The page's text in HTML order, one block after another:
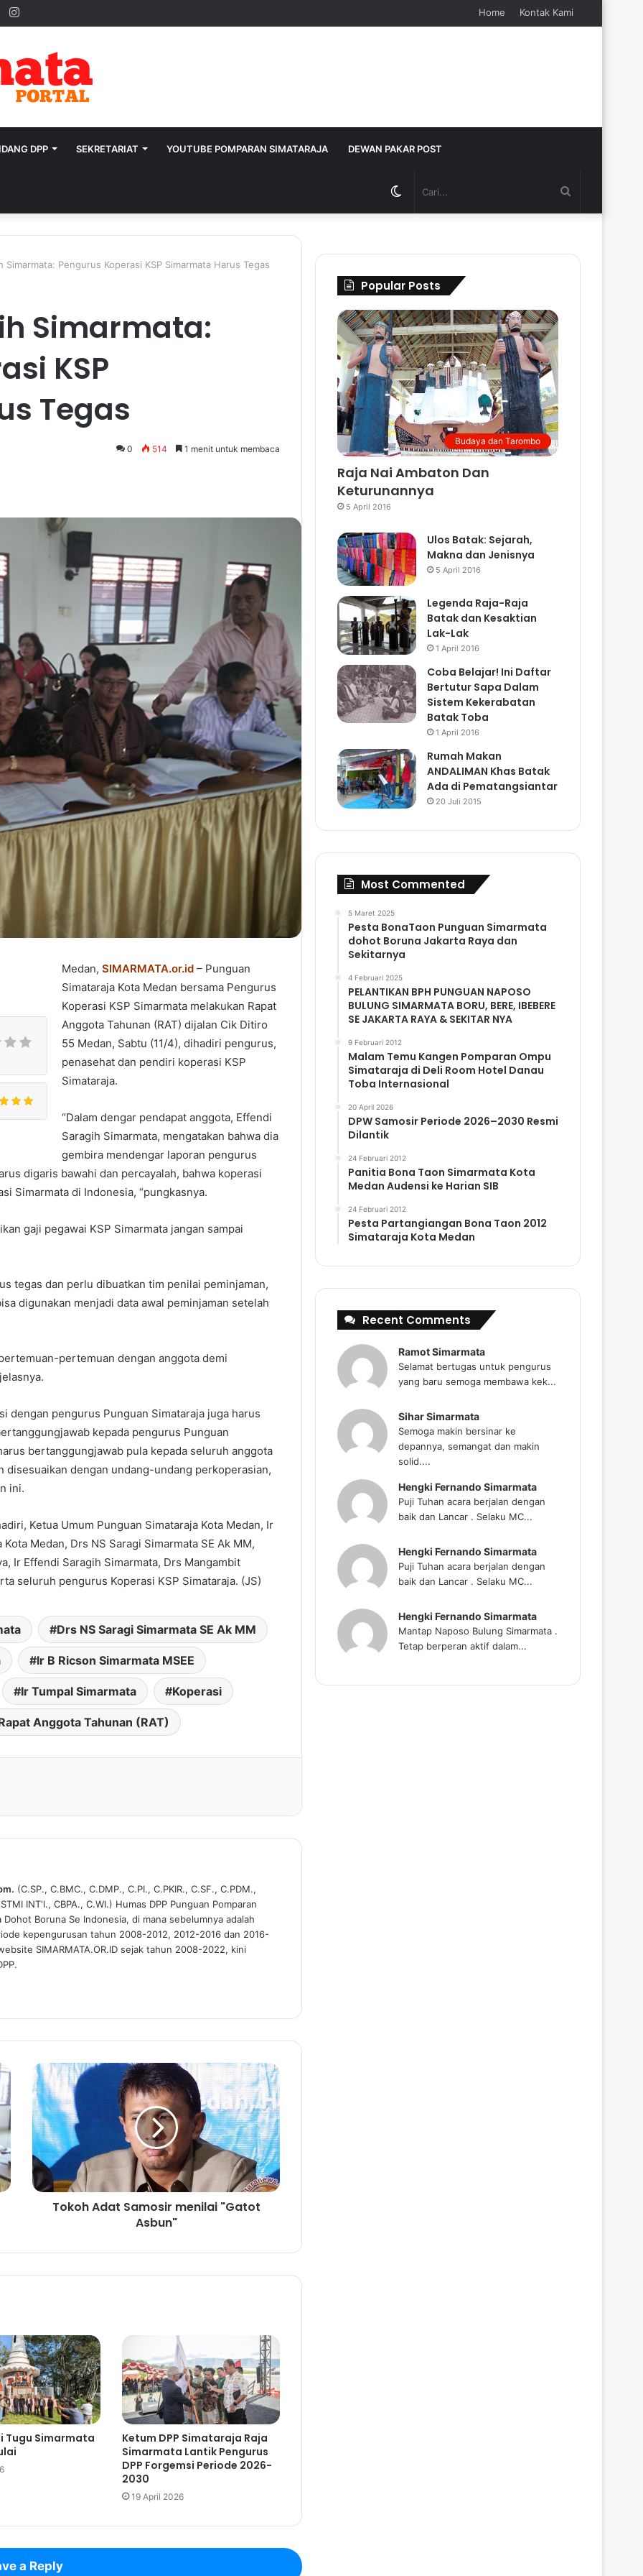
YouTube Home Kontak Kami
DPP SEKRETARIAT YOUTUBE POMPARAN SIMATARAJA DEWAN PAKAR POST
Switch
Simarmata: Pengurus Koperasi KSP Simarmata Harus Tegas
Simarmata:
KSP
Tegas
0 514 1 menit untuk membaca
Medan, SIMARMATA.or.id – Punguan
Simataraja Kota Medan bersama Pengurus
Koperasi KSP Simarmata melakukan Rapat
Anggota Tahunan (RAT) dijalan Cik Ditiro
55 Medan, Sabtu (11/4), dihadiri pengurus,
penasehat dan pendiri koperasi KSP
Simataraja.
“Dalam dengar pendapat anggota, Effendi
Saragih Simarmata, mengatakan bahwa dia
gembira mendengar laporan pengurus
digaris bawahi dan percayalah, bahwa koperasi
Simarmata di Indonesia, “pungkasnya.
gaji pegawai KSP Simarmata jangan sampai
tegas dan perlu dibuatkan tim penilai peminjaman,
digunakan menjadi data awal peminjaman setelah
pertemuan dengan anggota demi
dengan pengurus Punguan Simataraja juga harus
kepada pengurus Punguan
bertanggungjawab pula kepada seluruh anggota
disesuaikan dengan undang-undang perkoperasian,
ini.
Ketua Umum Punguan Simataraja Kota Medan, Ir
Medan, Drs NS Saragi Simarmata SE Ak MM,
Ir Effendi Saragih Simarmata, Drs Mangambit
seluruh pengurus Koperasi KSP Simataraja. (JS)
Drs NS Saragi Simarmata SE Ak MM
Ir B Ricson Simarmata MSEE
Ir Tumpal Simarmata Koperasi
Anggota Tahunan (RAT)
(C.SP., C.BMC., C.DMP., C.PI., C.PKIR., C.SF., C.PDM.,
INT'l., CBPA., C.WI.) Humas DPP Punguan Pomparan
Dohot Boruna Se Indonesia, di mana sebelumnya adalah
kepengurusan tahun 2008-2012, 2012-2016 dan 2016-
SIMARMATA.OR.ID sejak tahun 2008-2022, kini
Tokoh Adat Samosir menilai "Gatot
Asbun"
Tugu Simarmata
Ketum DPP Simataraja Raja
Simarmata Lantik Pengurus
DPP Forgemsi Periode 2026-
2030
19 April 2026
a Reply
Popular Posts
Budaya dan Tarombo
Raja Nai Ambaton Dan
Keturunannya
5 April 2016
Ulos Batak: Sejarah,
Makna dan Jenisnya
5 April 2016
Legenda Raja-Raja
Batak dan Kesaktian
Lak-Lak
1 April 2016
Coba Belajar! Ini Daftar
Bertutur Sapa Dalam
Sistem Kekerabatan
Batak Toba
1 April 2016
Rumah Makan
ANDALIMAN Khas Batak
Ada di Pematangsiantar
20 Juli 2015
Most Commented
5 Maret 2025
Pesta BonaTaon Punguan Simarmata
dohot Boruna Jakarta Raya dan
Sekitarnya
4 Februari 2025
PELANTIKAN BPH PUNGUAN NAPOSO
BULUNG SIMARMATA BORU, BERE, IBEBERE
SE JAKARTA RAYA & SEKITAR NYA
9 Februari 2012
Malam Temu Kangen Pomparan Ompu
Simataraja di Deli Room Hotel Danau
Toba Internasional
20 April 2026
DPW Samosir Periode 2026–2030 Resmi
Dilantik
24 Februari 2012
Panitia Bona Taon Simarmata Kota
Medan Audensi ke Harian SIB
24 Februari 2012
Pesta Partangiangan Bona Taon 2012
Simataraja Kota Medan
Recent Comments
Ramot Simarmata
Selamat bertugas untuk pengurus
yang baru semoga membawa kek...
Sihar Simarmata
Semoga makin bersinar ke
depannya, semangat dan makin
solid....
Hengki Fernando Simarmata
Puji Tuhan acara berjalan dengan
baik dan Lancar . Selaku MC...
Hengki Fernando Simarmata
Puji Tuhan acara berjalan dengan
baik dan Lancar . Selaku MC...
Hengki Fernando Simarmata
Mantap Naposo Bulung Simarmata .
Tetap berperan aktif dalam...